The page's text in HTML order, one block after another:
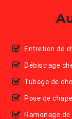
Entretien de
Débistrage
Tubage de
Pose de
Ramonage